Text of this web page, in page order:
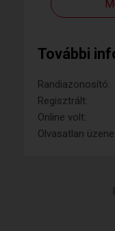
További
Randiazonosító:
Regisztrált:
Online volt:
Olvasatlan